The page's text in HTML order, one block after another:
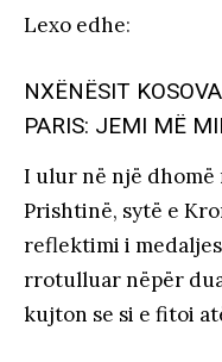
Lexo edhe:
NXËNËSIT
PARIS: JEMI MË
I ulur në një dhomë
Prishtinë, sytë e
reflektimi i
rrotulluar nëpër
kujton se si e fitoi